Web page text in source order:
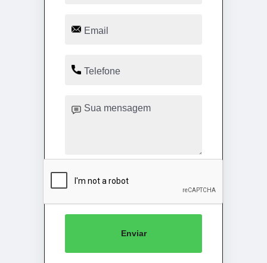
Enviar